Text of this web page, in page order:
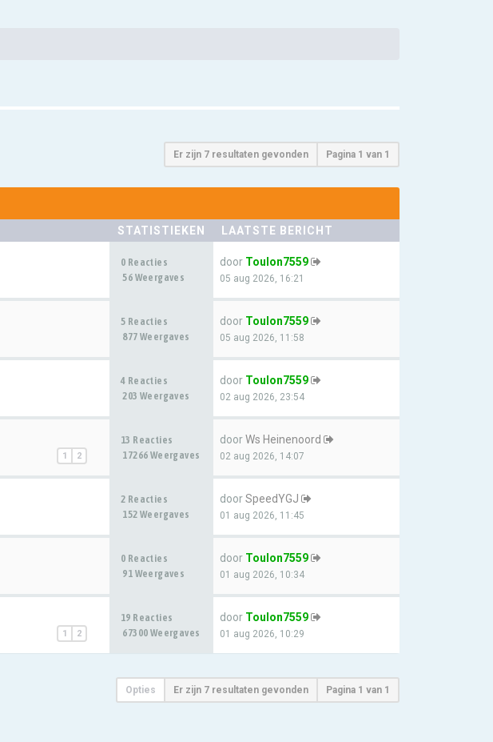
Er zijn 7 resultaten gevonden Pagina 1 van 1
STATISTIEKEN LAATSTE BERICHT
0 Reacties
56 Weergaves
door Toulon7559
05 aug 2026, 16:21
5 Reacties
877 Weergaves
door Toulon7559
05 aug 2026, 11:58
4 Reacties
203 Weergaves
door Toulon7559
02 aug 2026, 23:54
1 2
13 Reacties
17266 Weergaves
doorWs Heinenoord
02 aug 2026, 14:07
2 Reacties
152 Weergaves
doorSpeedYGJ
01 aug 2026, 11:45
0 Reacties
91 Weergaves
door Toulon7559
01 aug 2026, 10:34
1 2
19 Reacties
67300 Weergaves
door Toulon7559
01 aug 2026, 10:29
Opties Er zijn 7 resultaten gevonden Pagina 1 van 1